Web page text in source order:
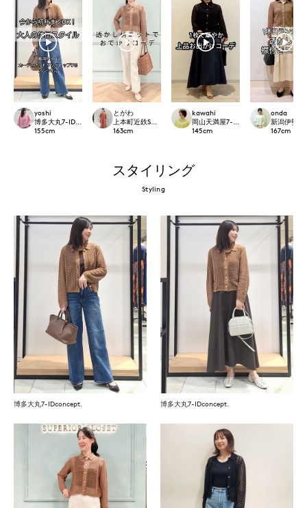
yoshi
博多大丸7-IDconcept.
155cm
とがわ
上本町近鉄SUPERIORCLOSET
163cm
kawahi
岡山天満屋7-IDconcept.
145cm
onda
新潟伊勢
167cm
スタイリング
Styling
博多大丸7-IDconcept. 博多大丸7-IDconcept.